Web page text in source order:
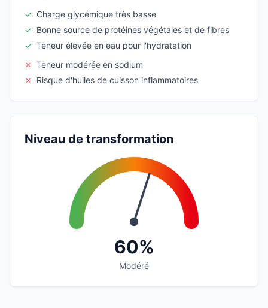
✓ Charge glycémique très basse
✓ Bonne source de protéines végétales et de fibres
✓ Teneur élevée en eau pour l'hydratation
✗ Teneur modérée en sodium
✗
Risque d'huiles de cuisson inflammatoires
Niveau de transformation
60%
Modéré